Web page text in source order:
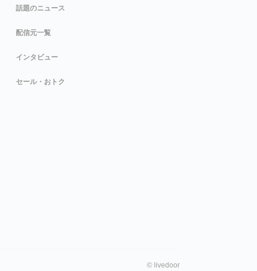
話題のニュース
配信元一覧
インタビュー
セール・おトク
© livedoor